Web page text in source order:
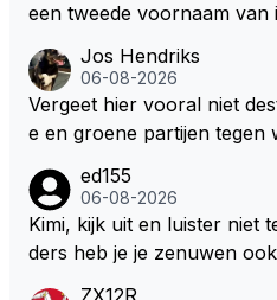
een tweede voornaam van
Jos Hendriks
06-08-2026
Vergeet hier vooral niet
e en groene partijen tegen
over dan kunnen ze hun
men maar niet wetende
r is dan een normale auto.
ed155
06-08-2026
Kimi, kijk uit en luister niet
ders heb je je zenuwen